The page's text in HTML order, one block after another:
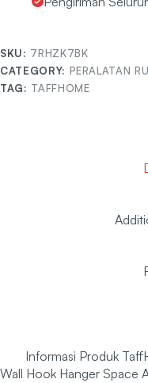
SKU: 7RHZK7BK
CATEGORY: PERALATAN
TAG: TAFFHOME
Informasi Produk
Wall Hook Hanger Space